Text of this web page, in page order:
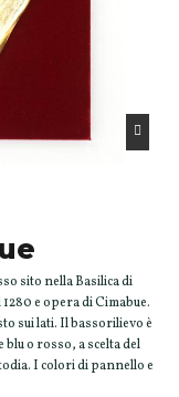
sito nella Basilica di
e opera di Cimabue.
sui lati. Il bassorilievo è
o rosso, a scelta del
I colori di pannello e